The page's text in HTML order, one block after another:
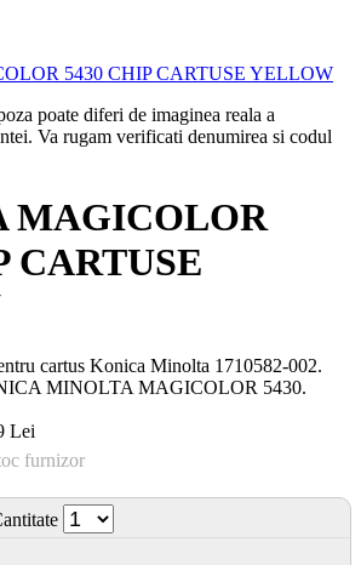
poate diferi de imaginea reala a
Va rugam verificati denumirea si codul
MAGICOLOR
CARTUSE
cartus Konica Minolta 1710582-002.
MINOLTA MAGICOLOR 5430.
Lei
furnizor